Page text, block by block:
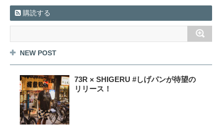
購読する
NEW POST
73R × SHIGERU #しげパンが待望の
リリース！